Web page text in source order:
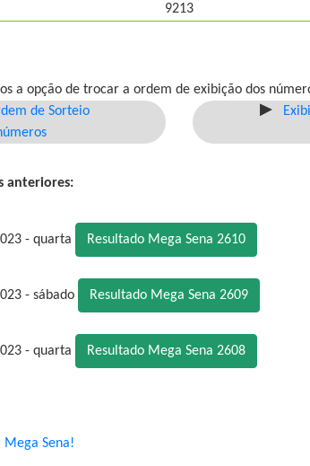
9213
a opção de trocar a ordem de exibição dos
de Sorteio
anteriores:
- quarta Resultado Mega Sena 2610
- sábado Resultado Mega Sena 2609
- quarta Resultado Mega Sena 2608
Mega Sena!